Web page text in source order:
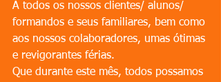
A todos os nossos clientes/ alunos/
formandos e seus familiares, bem como
aos nossos colaboradores, umas ótimas
e revigorantes férias.
Que durante este mês, todos possamos